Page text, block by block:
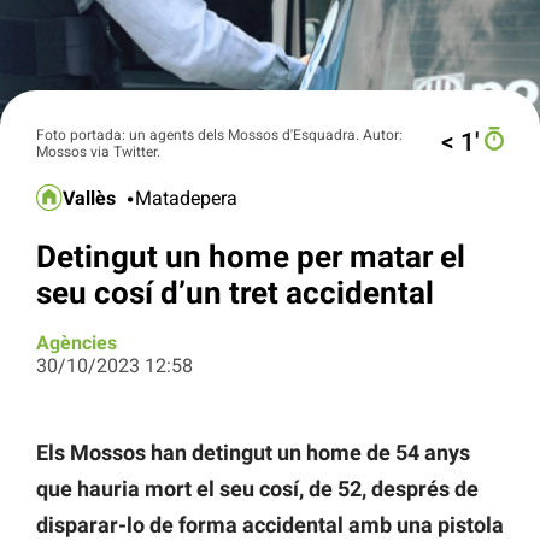
Foto portada: un agents dels Mossos d'Esquadra. Autor:
Mossos via Twitter.
< 1′
Vallès Matadepera
Detingut un home per matar el
seu cosí d’un tret accidental
Agències
30/10/2023 12:58
Els Mossos han detingut un home de 54 anys
que hauria mort el seu cosí, de 52, després de
disparar-lo de forma accidental amb una pistola